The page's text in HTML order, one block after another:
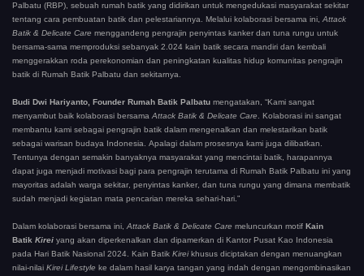
Palbatu (RBP), sebuah rumah batik yang didirikan untuk mengedukasi masyarakat sekitar
tentang cara pembuatan batik dan pelestariannya. Melalui kolaborasi bersama ini,Attack
Batik & Delicate Care menggandeng pengrajin penyintas kanker dan tuna rungu untuk
bersama-sama memproduksi sebanyak 2.024 kain batik secara mandiri dan kembali
menggerakkan roda perekonomian dan peningkatan kualitas hidup komunitas pengrajin
batik di Rumah Batik Palbatu dan sekitarnya.
Budi Dwi Hariyanto, Founder Rumah Batik Palbatu mengatakan, “Kami sangat
menyambut baik kolaborasi bersamaAttack Batik & Delicate Care. Kolaborasi ini sangat
membantu kami sebagai pengrajin batik dalam mengenalkan dan melestarikan batik
sebagai warisan budaya Indonesia. Apalagi dalam prosesnya kami juga dilibatkan.
Tentunya dengan semakin banyaknya masyarakat yang mencintai batik, harapannya
dapat juga menjadi motivasi bagi para pengrajin terutama di Rumah Batik Palbatu ini yang
mayoritas adalah warga sekitar, penyintas kanker, dan tuna rungu yang dimana membatik
sudah menjadi kegiatan mata pencarian mereka sehari-hari.”
Dalam kolaborasi bersama ini,Attack Batik & Delicate Care meluncurkan motif Kain
Batik Kirei yang akan diperkenalkan dan dipamerkan di Kantor Pusat Kao Indonesia
pada Hari Batik Nasional 2024. Kain Batik Kireikhusus diciptakan dengan menuangkan
nilai-nilai Kirei Lifestyle ke dalam hasil karya tangan yang indah dengan mengombinasikan